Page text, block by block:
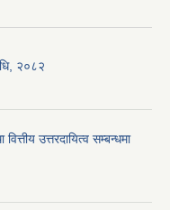
२०८२
उत्तरदायित्व सम्बन्धमा